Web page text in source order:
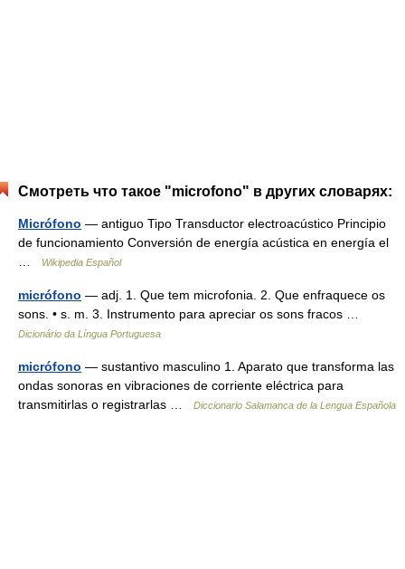
Смотреть что такое "microfono" в других словарях:
Micrófono — antiguo Tipo Transductor electroacústico Principio
de funcionamiento Conversión de energía acústica en energía el
Wikipedia Español
micrófono — adj. 1. Que tem microfonia. 2. Que enfraquece os
sons. • s. m. 3. Instrumento para apreciar os sons fracos …
Dicionário da Língua Portuguesa
micrófono — sustantivo masculino 1. Aparato que transforma las
ondas sonoras en vibraciones de corriente eléctrica para
transmitirlas o registrarlas …
Diccionario Salamanca de la Lengua Española